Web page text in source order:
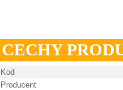
CECHY
Kod
Producent